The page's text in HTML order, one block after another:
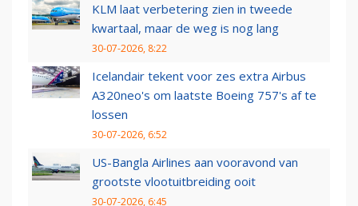
KLM laat verbetering zien in tweede
kwartaal, maar de weg is nog lang
30-07-2026, 8:22
Icelandair tekent voor zes extra Airbus
A320neo's om laatste Boeing 757's af te
lossen
30-07-2026, 6:52
US-Bangla Airlines aan vooravond van
grootste vlootuitbreiding ooit
30-07-2026, 6:45